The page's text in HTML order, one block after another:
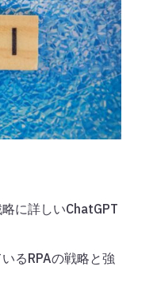
に詳しいChatGPT
るRPAの戦略と強